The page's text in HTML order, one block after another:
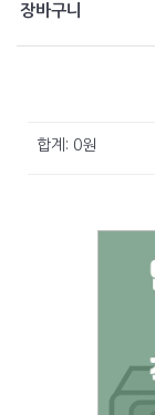
장바구니
합계: 0원